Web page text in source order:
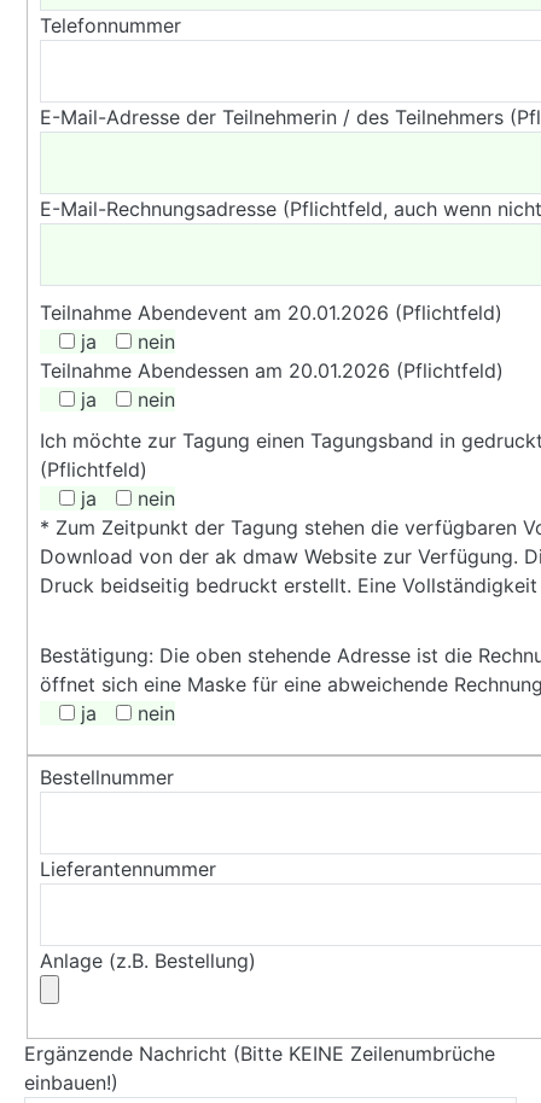
Telefonnummer
E-Mail-Adresse der Teilnehmerin / des Teilnehmers
E-Mail-Rechnungsadresse (Pflichtfeld, auch wenn
Teilnahme Abendevent am 20.01.2026 (Pflichtfeld)
ja
nein
Teilnahme Abendessen am 20.01.2026 (Pflichtfeld)
ja
nein
Ich möchte zur Tagung einen Tagungsband in
(Pflichtfeld)
ja
nein
* Zum Zeitpunkt der Tagung stehen die verfügbaren
Download von der ak dmaw Website zur Verfügung.
Druck beidseitig bedruckt erstellt. Eine
Bestätigung: Die oben stehende Adresse ist die
öffnet sich eine Maske für eine abweichende
ja
nein
Bestellnummer
Lieferantennummer
Anlage (z.B. Bestellung)
Ergänzende Nachricht (Bitte KEINE Zeilenumbrüche
einbauen!)